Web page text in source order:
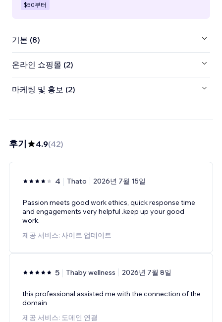
$50부터
기본 (8)
온라인 쇼핑몰 (2)
마케팅 및 홍보 (2)
후기 4.9(42)
4 Thato 2026년 7월 15일
Passion meets good work ethics, quick response time
and engagements very helpful .keep up your good
work.
제공 서비스: 사이트 업데이트
5 Thaby wellness 2026년 7월 8일
this professional assisted me with the connection of the
domain
제공 서비스: 도메인 연결